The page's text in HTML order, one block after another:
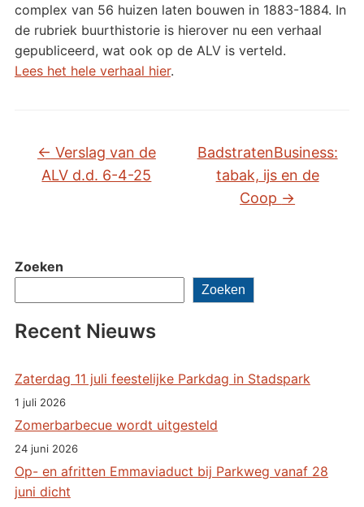
Zoeken
Zoeken
Recent Nieuws
Zaterdag 11 juli feestelijke Parkdag in Stadspark
1 juli 2026
Zomerbarbecue wordt uitgesteld
24 juni 2026
Op- en afritten Emmaviaduct bij Parkweg vanaf 28
juni dicht
complex van 56 huizen laten bouwen in 1883-1884. In
de rubriek buurthistorie is hierover nu een verhaal
gepubliceerd, wat ook op de ALV is verteld.
Lees het hele verhaal hier.
← Verslag van de
ALV d.d. 6-4-25
BadstratenBusiness:
tabak, ijs en de
Coop →